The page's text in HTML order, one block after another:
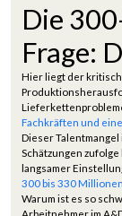
Die
Frage:
Hier liegt der
Fachkräften und
Dieser
Schätzungen
langsamer
300 bis 330 Millionen
Warum ist es so